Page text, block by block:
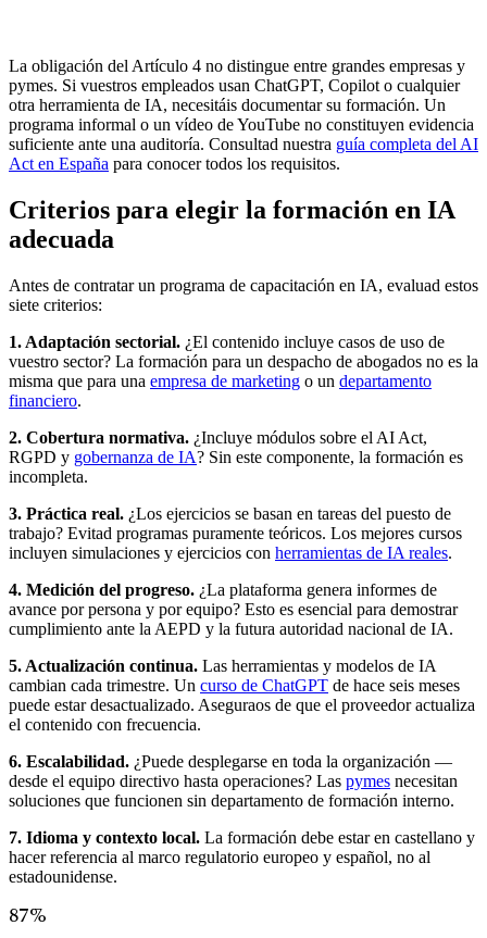
La obligación del Artículo 4 no distingue entre grandes empresas y
pymes. Si vuestros empleados usan ChatGPT, Copilot o cualquier
otra herramienta de IA, necesitáis documentar su formación. Un
programa informal o un vídeo de YouTube no constituyen evidencia
suficiente ante una auditoría. Consultad nuestra guía completa del AI
Act en España para conocer todos los requisitos.
Criterios para elegir la formación en IA
adecuada
Antes de contratar un programa de capacitación en IA, evaluad estos
siete criterios:
1. Adaptación sectorial. ¿El contenido incluye casos de uso de
vuestro sector? La formación para un despacho de abogados no es la
misma que para una empresa de marketing o un departamento
financiero.
2. Cobertura normativa. ¿Incluye módulos sobre el AI Act,
RGPD y gobernanza de IA? Sin este componente, la formación es
incompleta.
3. Práctica real. ¿Los ejercicios se basan en tareas del puesto de
trabajo? Evitad programas puramente teóricos. Los mejores cursos
incluyen simulaciones y ejercicios con herramientas de IA reales.
4. Medición del progreso. ¿La plataforma genera informes de
avance por persona y por equipo? Esto es esencial para demostrar
cumplimiento ante la AEPD y la futura autoridad nacional de IA.
5. Actualización continua. Las herramientas y modelos de IA
cambian cada trimestre. Un curso de ChatGPT de hace seis meses
puede estar desactualizado. Aseguraos de que el proveedor actualiza
el contenido con frecuencia.
6. Escalabilidad. ¿Puede desplegarse en toda la organización —
desde el equipo directivo hasta operaciones? Las pymes necesitan
soluciones que funcionen sin departamento de formación interno.
7. Idioma y contexto local. La formación debe estar en castellano y
hacer referencia al marco regulatorio europeo y español, no al
estadounidense.
87%